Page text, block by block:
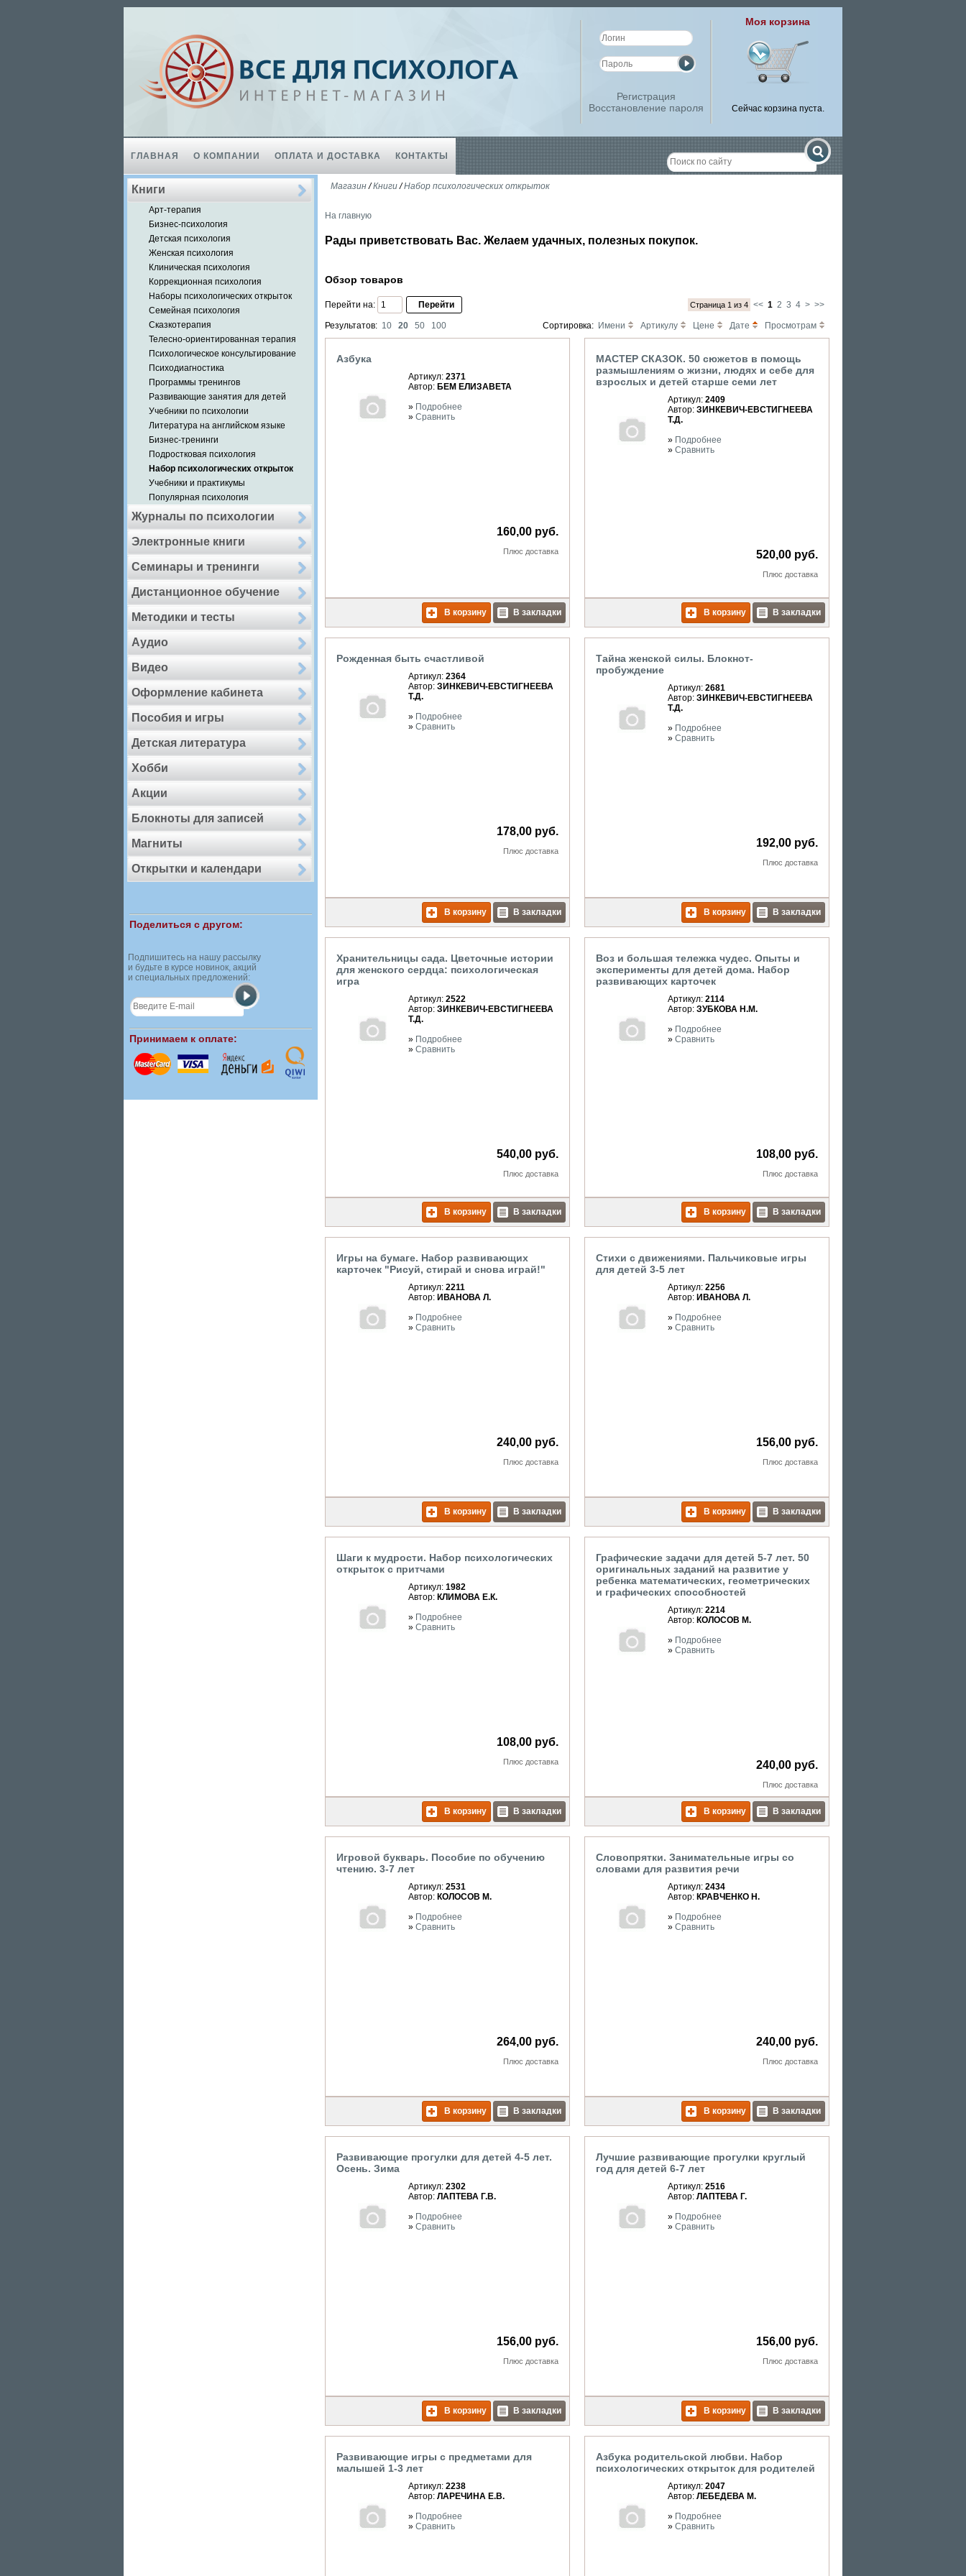
Регистрация
Восстановление пароля
Моя корзина
Сейчас корзина пуста.
ГЛАВНАЯ О КОМПАНИИ ОПЛАТА И ДОСТАВКА КОНТАКТЫ
Книги
Арт-терапия
Бизнес-психология
Детская психология
Женская психология
Клиническая психология
Коррекционная психология
Наборы психологических открыток
Семейная психология
Сказкотерапия
Телесно-ориентированная терапия
Психологическое консультирование
Психодиагностика
Программы тренингов
Развивающие занятия для детей
Учебники по психологии
Литература на английском языке
Бизнес-тренинги
Подростковая психология
Набор психологических открыток
Учебники и практикумы
Популярная психология
Журналы по психологии
Электронные книги
Семинары и тренинги
Дистанционное обучение
Методики и тесты
Аудио
Видео
Оформление кабинета
Пособия и игры
Детская литература
Хобби
Акции
Блокноты для записей
Магниты
Открытки и календари
Поделиться с другом:
Подпишитесь на нашу рассылку
и будьте в курсе новинок, акций
и специальных предложений:
Принимаем к оплате:
Магазин/Книги/Набор психологических открыток
На главную
Рады приветствовать Вас. Желаем удачных, полезных покупок.
Обзор товаров
Перейти на: Страница 1 из 4 << 1 2 3 4 > >>
Результатов: 10 20 50 100 Сортировка: Имени Артикулу Цене Дате Просмотрам
Азбука
Артикул: 2371
Автор: БЕМ ЕЛИЗАВЕТА
» Подробнее
» Сравнить
160,00 руб.
Плюс доставка
В корзину В закладки
МАСТЕР СКАЗОК. 50 сюжетов в помощь
размышлениям о жизни, людях и себе для
взрослых и детей старше семи лет
Артикул: 2409
Автор: ЗИНКЕВИЧ-ЕВСТИГНЕЕВА
Т.Д.
» Подробнее
» Сравнить
520,00 руб.
Плюс доставка
В корзину В закладки
Рожденная быть счастливой
Артикул: 2364
Автор: ЗИНКЕВИЧ-ЕВСТИГНЕЕВА
Т.Д.
» Подробнее
» Сравнить
178,00 руб.
Плюс доставка
В корзину В закладки
Тайна женской силы. Блокнот-
пробуждение
Артикул: 2681
Автор: ЗИНКЕВИЧ-ЕВСТИГНЕЕВА
Т.Д.
» Подробнее
» Сравнить
192,00 руб.
Плюс доставка
В корзину В закладки
Хранительницы сада. Цветочные истории
для женского сердца: психологическая
игра
Артикул: 2522
Автор: ЗИНКЕВИЧ-ЕВСТИГНЕЕВА
Т.Д.
» Подробнее
» Сравнить
540,00 руб.
Плюс доставка
В корзину В закладки
Воз и большая тележка чудес. Опыты и
эксперименты для детей дома. Набор
развивающих карточек
Артикул: 2114
Автор: ЗУБКОВА Н.М.
» Подробнее
» Сравнить
108,00 руб.
Плюс доставка
В корзину В закладки
Игры на бумаге. Набор развивающих
карточек "Рисуй, стирай и снова играй!"
Артикул: 2211
Автор: ИВАНОВА Л.
» Подробнее
» Сравнить
240,00 руб.
Плюс доставка
В корзину В закладки
Стихи с движениями. Пальчиковые игры
для детей 3-5 лет
Артикул: 2256
Автор: ИВАНОВА Л.
» Подробнее
» Сравнить
156,00 руб.
Плюс доставка
В корзину В закладки
Шаги к мудрости. Набор психологических
открыток с притчами
Артикул: 1982
Автор: КЛИМОВА Е.К.
» Подробнее
» Сравнить
108,00 руб.
Плюс доставка
В корзину В закладки
Графические задачи для детей 5-7 лет. 50
оригинальных заданий на развитие у
ребенка математических, геометрических
и графических способностей
Артикул: 2214
Автор: КОЛОСОВ М.
» Подробнее
» Сравнить
240,00 руб.
Плюс доставка
В корзину В закладки
Игровой букварь. Пособие по обучению
чтению. 3-7 лет
Артикул: 2531
Автор: КОЛОСОВ М.
» Подробнее
» Сравнить
264,00 руб.
Плюс доставка
В корзину В закладки
Словопрятки. Занимательные игры со
словами для развития речи
Артикул: 2434
Автор: КРАВЧЕНКО Н.
» Подробнее
» Сравнить
240,00 руб.
Плюс доставка
В корзину В закладки
Развивающие прогулки для детей 4-5 лет.
Осень. Зима
Артикул: 2302
Автор: ЛАПТЕВА Г.В.
» Подробнее
» Сравнить
156,00 руб.
Плюс доставка
В корзину В закладки
Лучшие развивающие прогулки круглый
год для детей 6-7 лет
Артикул: 2516
Автор: ЛАПТЕВА Г.
» Подробнее
» Сравнить
156,00 руб.
Плюс доставка
В корзину В закладки
Развивающие игры с предметами для
малышей 1-3 лет
Артикул: 2238
Автор: ЛАРЕЧИНА Е.В.
» Подробнее
» Сравнить
Азбука родительской любви. Набор
психологических открыток для родителей
Артикул: 2047
Автор: ЛЕБЕДЕВА М.
» Подробнее
» Сравнить